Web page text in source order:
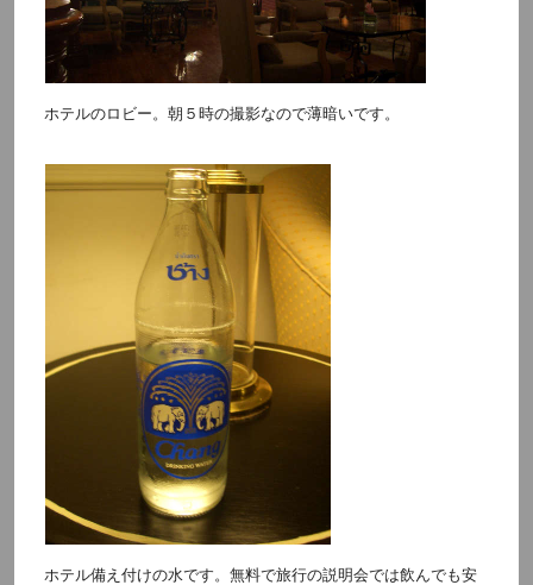
ホテルのロビー。朝５時の撮影なので薄暗いです。
ホテル備え付けの水です。無料で旅行の説明会では飲んでも安